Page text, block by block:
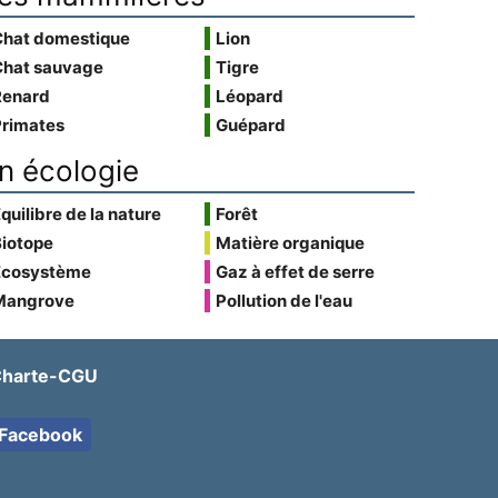
domestique
sauvage
Lion
Tigre
Léopard
Guépard
écologie
de la nature
Forêt
Matière organique
Gaz à effet de serre
Pollution de l'eau
CGU
Facebook